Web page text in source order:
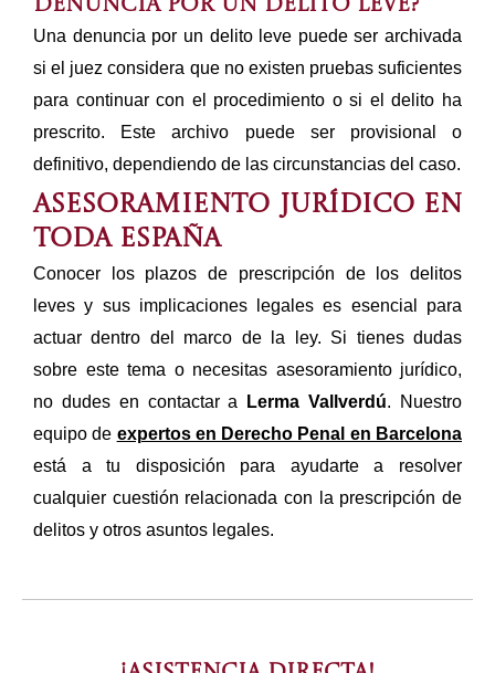
denuncia por un delito leve?
Una denuncia por un delito leve puede ser archivada
si el juez considera que no existen pruebas suficientes
para continuar con el procedimiento o si el delito ha
prescrito. Este archivo puede ser provisional o
definitivo, dependiendo de las circunstancias del caso.
Asesoramiento jurídico en
toda España
Conocer los plazos de prescripción de los delitos
leves y sus implicaciones legales es esencial para
actuar dentro del marco de la ley. Si tienes dudas
sobre este tema o necesitas asesoramiento jurídico,
no dudes en contactar a
Lerma Vallverdú. Nuestro
equipo de expertos en Derecho Penal en Barcelona
está a tu disposición para ayudarte a resolver
cualquier cuestión relacionada con la prescripción de
delitos y otros asuntos legales.